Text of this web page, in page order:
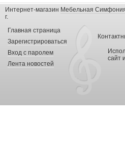
Интернет-магазин Мебельная
г.
Главная страница
Зарегистрироваться
Вход с паролем
Лента новостей
сайт